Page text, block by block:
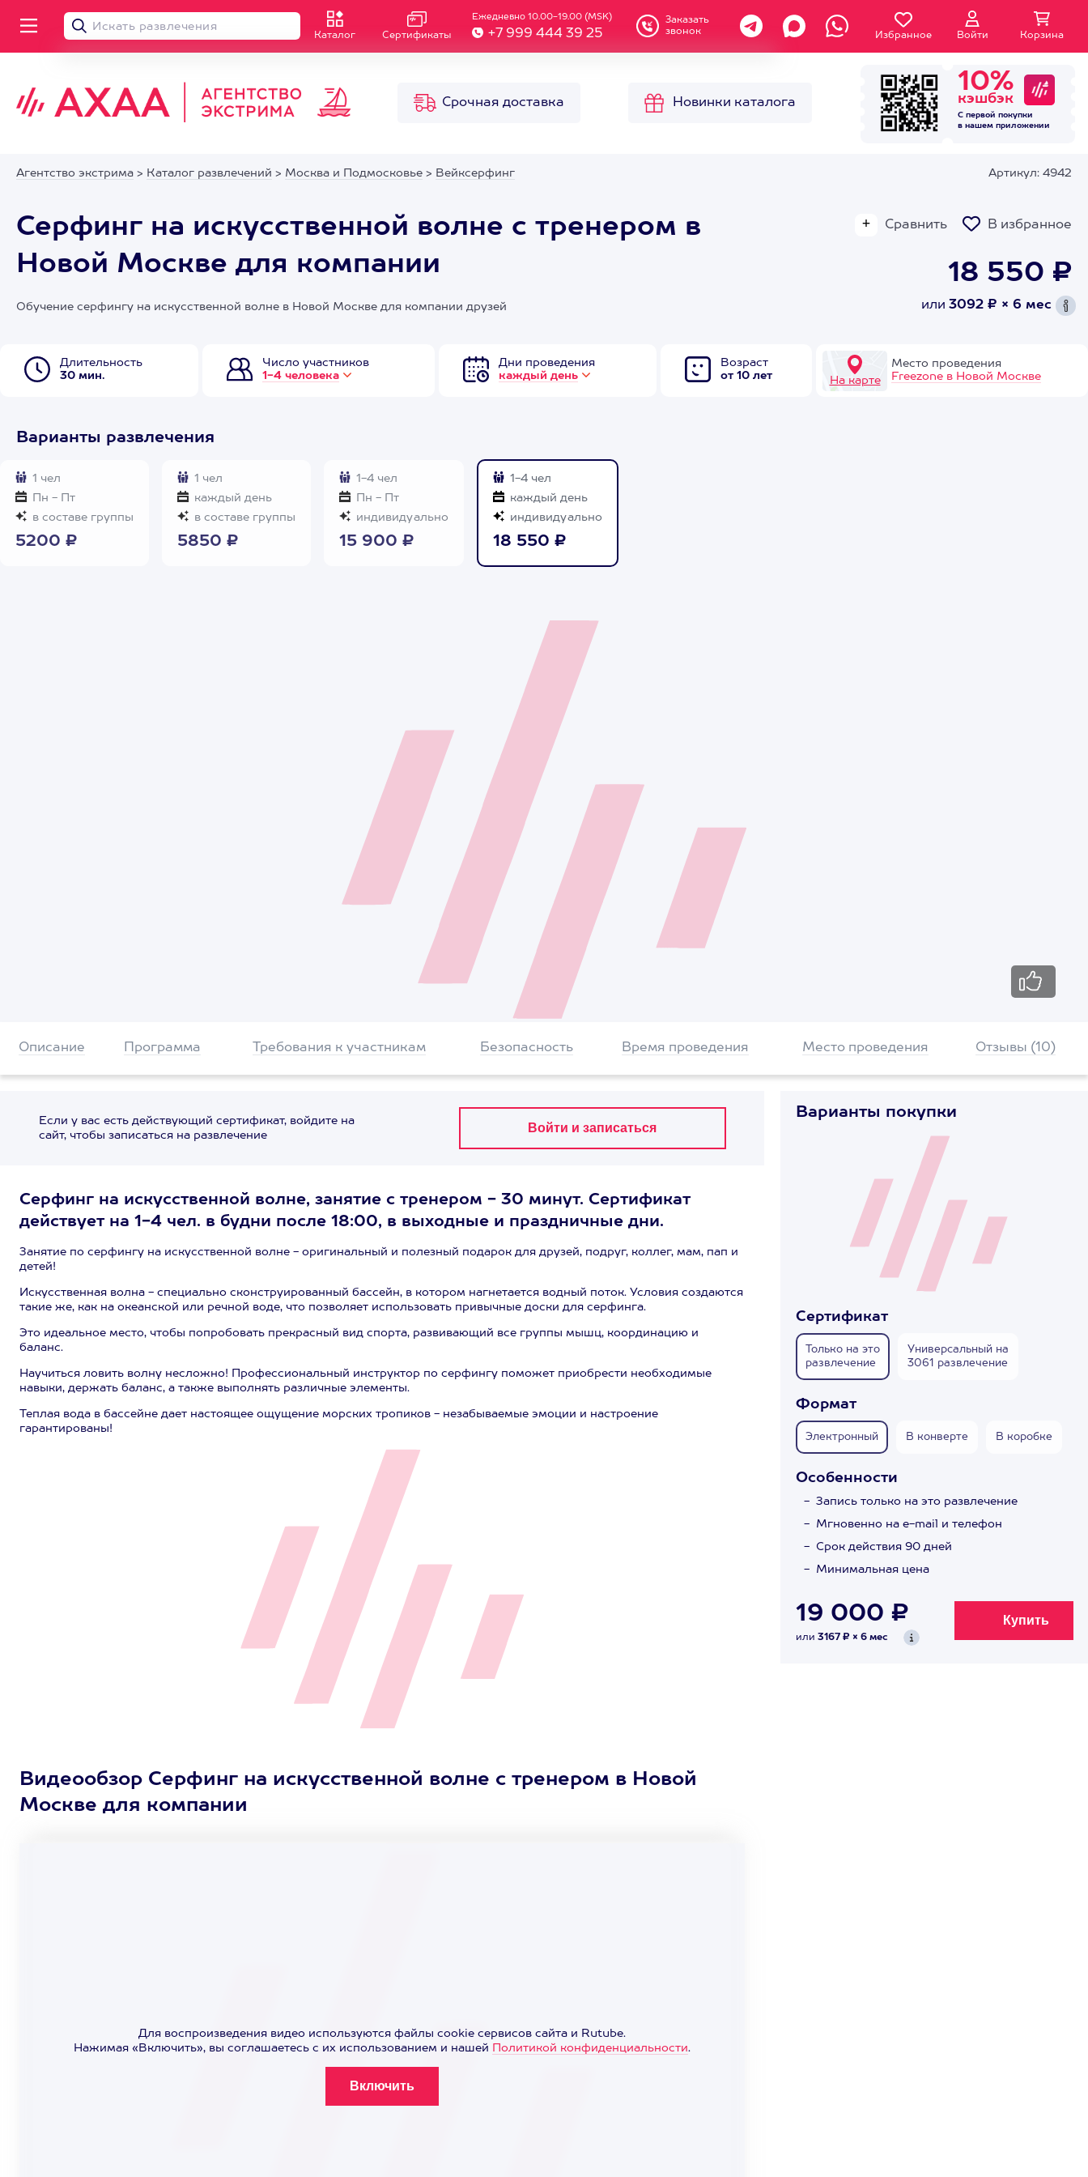
Каталог Сертификаты
Ежедневно 10.00-19.00 (MSK)
+7 999 444 39 25
Заказать
звонок
Избранное Войти Корзина
Срочная доставка Новинки каталога
10%
кэшбэк
С первой покупки
в нашем приложении
Агентство экстрима > Каталог развлечений > Москва и Подмосковье > Вейксерфинг Артикул: 4942
Серфинг на искусственной волне с тренером в
Новой Москве для компании
Сравнить В избранное
18 550 ₽
или 3092 ₽ × 6 мес
Обучение серфингу на искусственной волне в Новой Москве для компании друзей
Длительность
30 мин.
Число участников
1-4 человека
Дни проведения
каждый день
Возраст
от 10 лет
На карте
Место проведения
Freezone в Новой Москве
Варианты развлечения
1 чел
Пн - Пт
в составе группы
5200 ₽
1 чел
каждый день
в составе группы
5850 ₽
1-4 чел
Пн - Пт
индивидуально
15 900 ₽
1-4 чел
каждый день
индивидуально
18 550 ₽
Описание Программа Требования к участникам Безопасность Время проведения Место проведения Отзывы (10)
Если у вас есть действующий сертификат, войдите на
сайт, чтобы записаться на развлечение
Серфинг на искусственной волне, занятие с тренером - 30 минут. Сертификат
действует на 1-4 чел. в будни после 18:00, в выходные и праздничные дни.
Занятие по серфингу на искусственной волне - оригинальный и полезный подарок для друзей, подруг, коллег, мам, пап и
детей!
Искусственная волна - специально сконструированный бассейн, в котором нагнетается водный поток. Условия создаются
такие же, как на океанской или речной воде, что позволяет использовать привычные доски для серфинга.
Это идеальное место, чтобы попробовать прекрасный вид спорта, развивающий все группы мышц, координацию и
баланс.
Научиться ловить волну несложно! Профессиональный инструктор по серфингу поможет приобрести необходимые
навыки, держать баланс, а также выполнять различные элементы.
Теплая вода в бассейне дает настоящее ощущение морских тропиков - незабываемые эмоции и настроение
гарантированы!
Видеообзор Серфинг на искусственной волне с тренером в Новой
Москве для компании
Для воспроизведения видео используются файлы cookie сервисов сайта и Rutube.
Нажимая «Включить», вы соглашаетесь с их использованием и нашей Политикой конфиденциальности.
Варианты покупки
Сертификат
Только на это
развлечение
Универсальный на
3061 развлечение
Формат
Электронный В конверте В коробке
Особенности
Запись только на это развлечение
Мгновенно на e-mail и телефон
Срок действия 90 дней
Минимальная цена
19 000 ₽
или 3167 ₽ × 6 мес